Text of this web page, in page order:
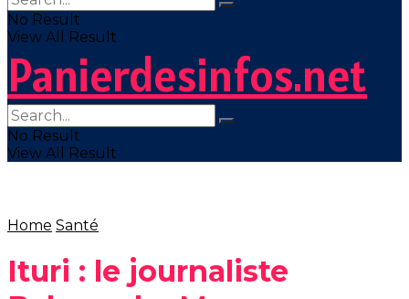
No Result
View All Result
Panierdesinfos.net
No Result
View All Result
Home Santé
Ituri : le journaliste